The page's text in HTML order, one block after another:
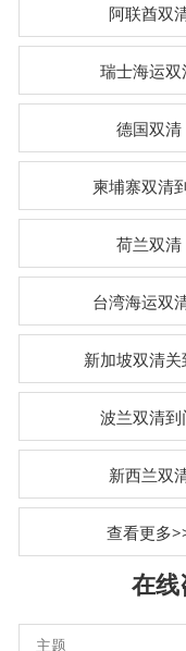
阿联酋双
瑞士海运双
德国双清
柬埔寨双清
荷兰双清
台湾海运双
新加坡双清关
波兰双清到
新西兰双
查看更多
在